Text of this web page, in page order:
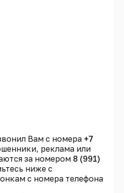
Вам с номера +7
реклама или
за номером 8 (991)
ниже с
с номера телефона